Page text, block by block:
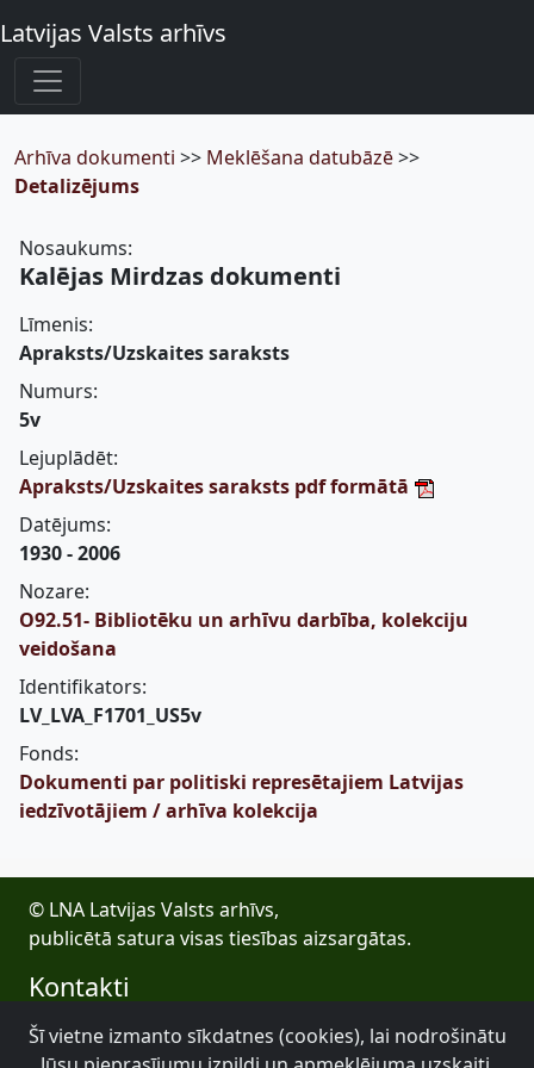
Latvijas Valsts arhīvs
Arhīva dokumenti >> Meklēšana datubāzē>>
Detalizējums
Nosaukums:
Kalējas Mirdzas dokumenti
Līmenis:
Apraksts/Uzskaites saraksts
Numurs:
5v
Lejuplādēt:
Apraksts/Uzskaites saraksts pdf formātā
Datējums:
1930 - 2006
Nozare:
O92.51- Bibliotēku un arhīvu darbība, kolekciju
veidošana
Identifikators:
LV_LVA_F1701_US5v
Fonds:
Dokumenti par politiski represētajiem Latvijas
iedzīvotājiem / arhīva kolekcija
© LNA Latvijas Valsts arhīvs,
publicētā satura visas tiesības aizsargātas.
Kontakti
E-pasts: lva@arhivi.gov.lv
Tālrunis: +371 20027447
Šī vietne izmanto sīkdatnes (cookies), lai nodrošinātu